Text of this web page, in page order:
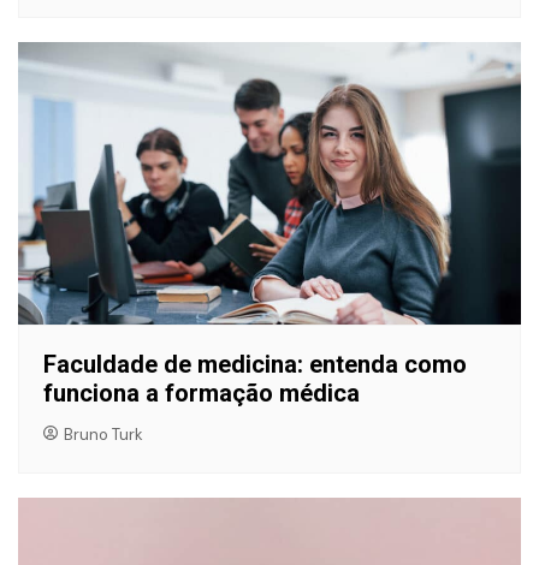
Faculdade de medicina: entenda como
funciona a formação médica
Bruno Turk